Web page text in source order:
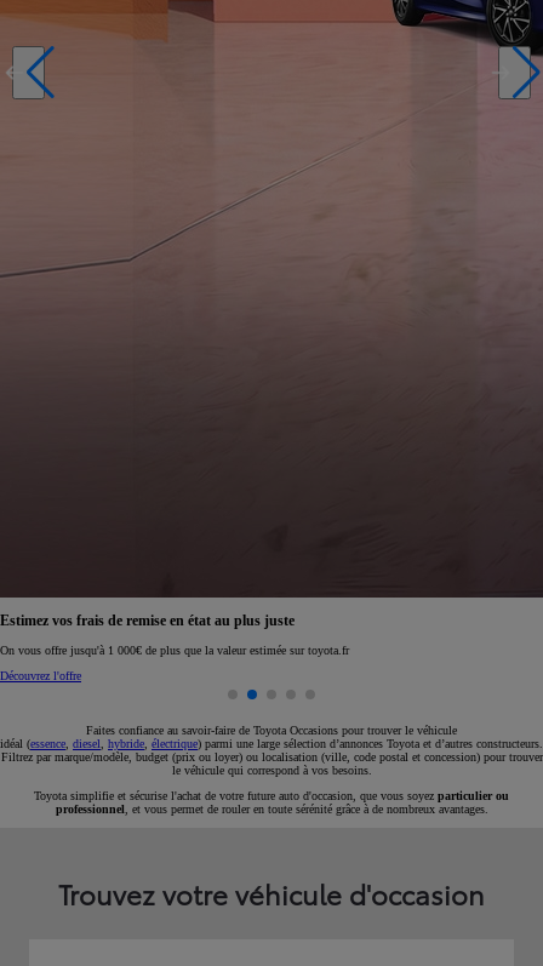
Réservez en ligne votre occasion pour 1€ seulement
Réservez en ligne
Faites confiance au savoir-faire de Toyota Occasions pour trouver le véhicule
idéal (essence diesel hybride électrique) parmi une large sélection d’annonces Toyota et d’autres constructeurs.
Filtrez par marque/modèle, budget (prix ou loyer) ou localisation (ville, code postal et concession) pour trouver
le véhicule qui correspond à vos besoins.
Toyota simplifie et sécurise l'achat de votre future auto d'occasion, que vous soyez particulier ou
professionnel , et vous permet de rouler en toute sérénité grâce à de nombreux avantages.
Trouvez votre véhicule d'occasion